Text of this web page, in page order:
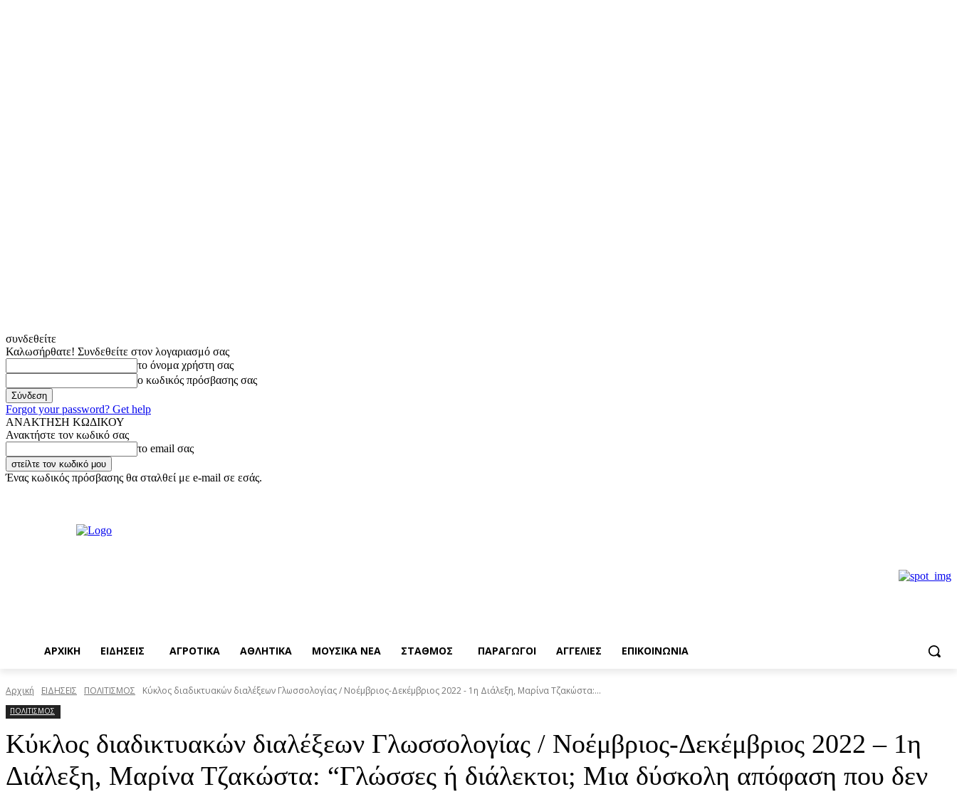
συνδεθείτε
Καλωσήρθατε! Συνδεθείτε στον λογαριασμό σας
το όνομα χρήστη σας
ο κωδικός πρόσβασης σας
Forgot your password? Get help
ΑΝΑΚΤΗΣΗ ΚΩΔΙΚΟΥ
Ανακτήστε τον κωδικό σας
το email σας
Ένας κωδικός πρόσβασης θα σταλθεί με e-mail σε εσάς.
ΑΡΧΙΚΗ ΕΙΔΗΣΕΙΣ ΑΓΡΟΤΙΚΑ ΑΘΛΗΤΙΚΑ ΜΟΥΣΙΚΑ ΝΕΑ ΣΤΑΘΜΟΣ ΠΑΡΑΓΩΓΟΙ ΑΓΓΕΛΙΕΣ ΕΠΙΚΟΙΝΩΝΙΑ
Αρχική ΕΙΔΗΣΕΙΣ ΠΟΛΙΤΙΣΜΟΣ Κύκλος διαδικτυακών διαλέξεων Γλωσσολογίας / Νοέμβριος-Δεκέμβριος 2022 - 1η Διάλεξη, Μαρίνα Τζακώστα:...
ΠΟΛΙΤΙΣΜΟΣ
Κύκλος διαδικτυακών διαλέξεων Γλωσσολογίας / Νοέμβριος-Δεκέμβριος 2022 – 1η
Διάλεξη, Μαρίνα Τζακώστα: “Γλώσσες ή διάλεκτοι; Μια δύσκολη απόφαση που δεν